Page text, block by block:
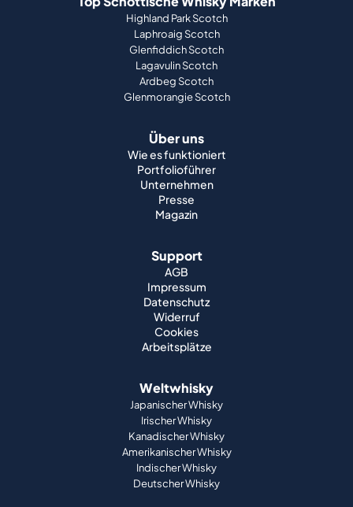
Highland Park Scotch
Laphroaig Scotch
Glenfiddich Scotch
Lagavulin Scotch
Ardbeg Scotch
Glenmorangie Scotch
Über uns
Wie es funktioniert
Portfolioführer
Unternehmen
Presse
Magazin
Support
AGB
Impressum
Datenschutz
Widerruf
Cookies
Arbeitsplätze
Weltwhisky
Japanischer Whisky
Irischer Whisky
Kanadischer Whisky
Amerikanischer Whisky
Indischer Whisky
Deutscher Whisky